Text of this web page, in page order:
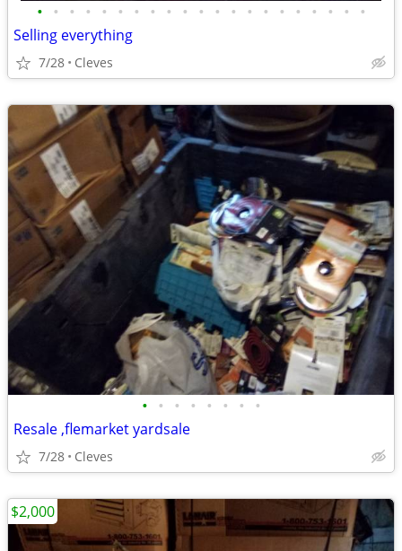
• • • • • • • • • • • • • • • • • • • • •
Selling everything
7/28 Cleves
• • • • • • • •
Resale ,flemarket yardsale
7/28 Cleves
$2,000